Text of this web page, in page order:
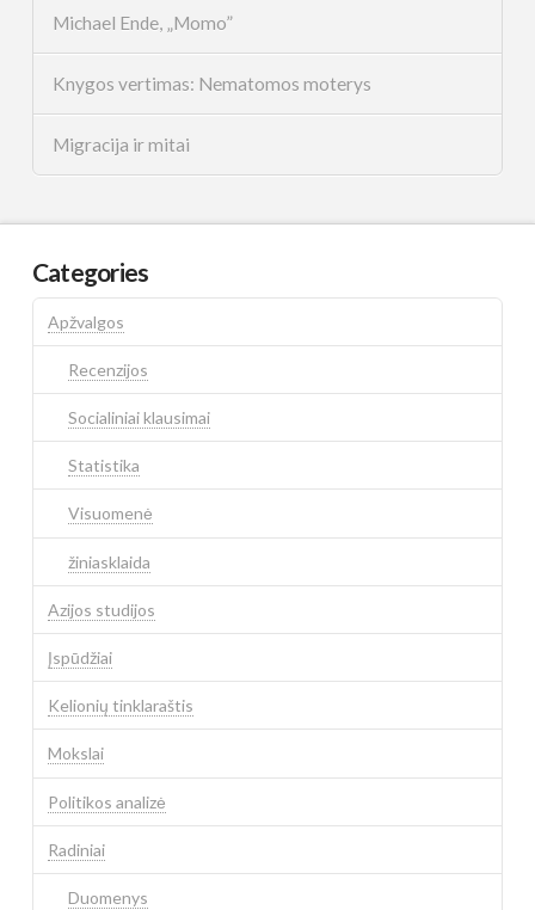
Michael Ende, „Momo”
Knygos vertimas: Nematomos moterys
Migracija ir mitai
Categories
Apžvalgos
Recenzijos
Socialiniai klausimai
Statistika
Visuomenė
žiniasklaida
Azijos studijos
Įspūdžiai
Kelionių tinklaraštis
Mokslai
Politikos analizė
Radiniai
Duomenys